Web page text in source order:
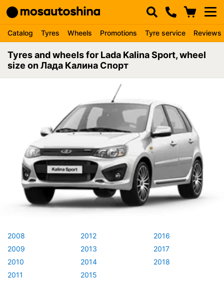
Catalog Tyres Wheels Promotions Tyre service Reviews
Tyres and wheels for Lada Kalina Sport, wheel
size on Лада Калина Спорт
2008
2009
2010
2011
2012
2013
2014
2015
2016
2017
2018